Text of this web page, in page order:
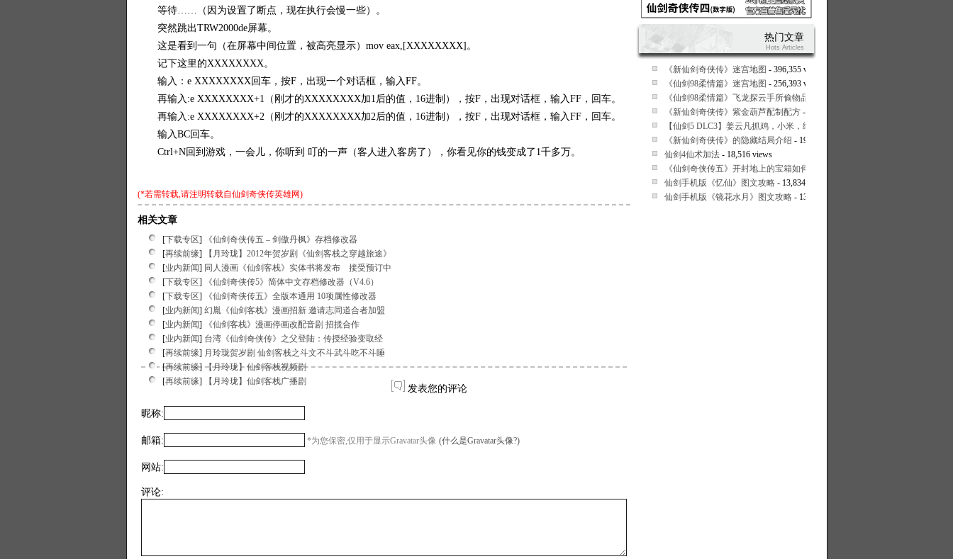
等待……（因为设置了断点，现在执行会慢一些）。
突然跳出TRW2000de屏幕。
这是看到一句（在屏幕中间位置，被高亮显示）mov eax,[XXXXXXXX]。
记下这里的XXXXXXXX。
输入：e XXXXXXXX回车，按F，出现一个对话框，输入FF。
再输入:e XXXXXXXX+1（刚才的XXXXXXXX加1后的值，16进制），按F，出现对话框，输入FF，回车。
再输入:e XXXXXXXX+2（刚才的XXXXXXXX加2后的值，16进制），按F，出现对话框，输入FF，回车。
输入BC回车。
Ctrl+N回到游戏，一会儿，你听到 叮的一声（客人进入客房了），你看见你的钱变成了1千多万。
(*若需转载,请注明转载自仙剑奇侠传英雄网)
相关文章
[下载专区]
《仙剑奇侠传五 – 剑傲丹枫》存档修改器
[再续前缘]
【月玲珑】2012年贺岁剧《仙剑客栈之穿越旅途》
[业内新闻] 同人漫画《仙剑客栈》实体书将发布 接受预订中
[下载专区]
《仙剑奇侠传5》简体中文存档修改器（V4.6）
[下载专区]
《仙剑奇侠传五》全版本通用 10项属性修改器
[业内新闻] 幻胤《仙剑客栈》漫画招新 邀请志同道合者加盟
[业内新闻]
《仙剑客栈》漫画停画改配音剧 招揽合作
[业内新闻] 台湾《仙剑奇侠传》之父登陆：传授经验变取经
[再续前缘] 月玲珑贺岁剧 仙剑客栈之斗文不斗武斗吃不斗睡
[再续前缘] 【月玲珑】仙剑客栈视频剧
[再续前缘] 【月玲珑】仙剑客栈广播剧
发表您的评论
昵称:
邮箱: *为您保密,仅用于显示Gravatar头像 (什么是Gravatar头像?)
网站:
评论:
热门文章
Hots Articles
《新仙剑奇侠传》迷宫地图 - 396,355 views
《仙剑98柔情篇》迷宫地图 - 256,393 views
《仙剑98柔情篇》飞龙探云手所偷物品一览
《新仙剑奇侠传》紫金葫芦配制配方- 22,369 views
【仙剑5 DLC3】姜云凡抓鸡，小米，绳子，树枝，框的取法
《新仙剑奇侠传》的隐藏结局介绍 - 19,529 views
仙剑4仙术加法- 18,516 views
《仙剑奇侠传五》开封地上的宝箱如何打开
仙剑手机版《忆仙》图文攻略- 13,834 views
仙剑手机版《镜花水月》图文攻略- 13,742 views